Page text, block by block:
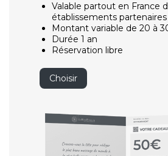
Valable partout en France
établissements partenaires
Montant variable de 20 à
Durée 1 an
Réservation libre
Choisir